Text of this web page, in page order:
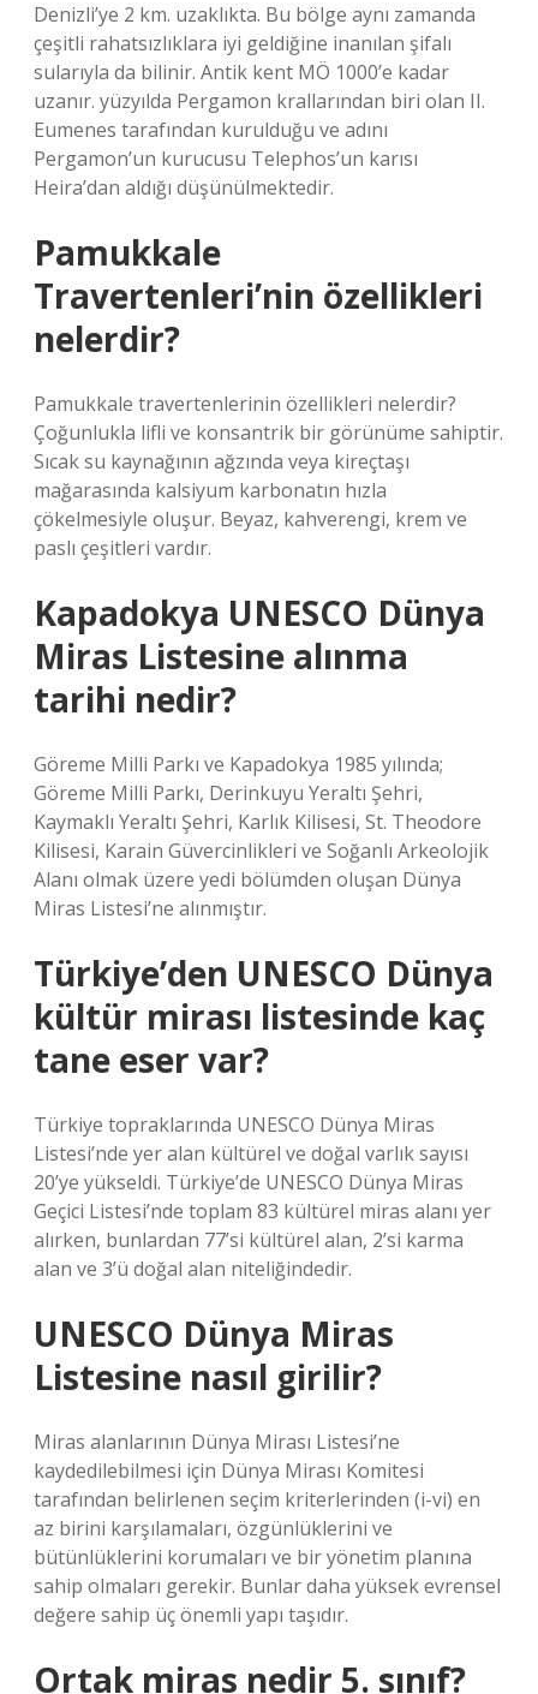
Denizli’ye 2 km. uzaklıkta. Bu bölge aynı zamanda
çeşitli rahatsızlıklara iyi geldiğine inanılan şifalı
sularıyla da bilinir. Antik kent MÖ 1000’e kadar
uzanır. yüzyılda Pergamon krallarından biri olan II.
Eumenes tarafından kurulduğu ve adını
Pergamon’un kurucusu Telephos’un karısı
Heira’dan aldığı düşünülmektedir.
Pamukkale
Travertenleri’nin özellikleri
nelerdir?
Pamukkale travertenlerinin özellikleri nelerdir?
Çoğunlukla lifli ve konsantrik bir görünüme sahiptir.
Sıcak su kaynağının ağzında veya kireçtaşı
mağarasında kalsiyum karbonatın hızla
çökelmesiyle oluşur. Beyaz, kahverengi, krem ​​ve
paslı çeşitleri vardır.
Kapadokya UNESCO Dünya
Miras Listesine alınma
tarihi nedir?
Göreme Milli Parkı ve Kapadokya 1985 yılında;
Göreme Milli Parkı, Derinkuyu Yeraltı Şehri,
Kaymaklı Yeraltı Şehri, Karlık Kilisesi, St. Theodore
Kilisesi, Karain Güvercinlikleri ve Soğanlı Arkeolojik
Alanı olmak üzere yedi bölümden oluşan Dünya
Miras Listesi’ne alınmıştır.
Türkiye’den UNESCO Dünya
kültür mirası listesinde kaç
tane eser var?
Türkiye topraklarında UNESCO Dünya Miras
Listesi’nde yer alan kültürel ve doğal varlık sayısı
20’ye yükseldi. Türkiye’de UNESCO Dünya Miras
Geçici Listesi’nde toplam 83 kültürel miras alanı yer
alırken, bunlardan 77’si kültürel alan, 2’si karma
alan ve 3’ü doğal alan niteliğindedir.
UNESCO Dünya Miras
Listesine nasıl girilir?
Miras alanlarının Dünya Mirası Listesi’ne
kaydedilebilmesi için Dünya Mirası Komitesi
tarafından belirlenen seçim kriterlerinden (i-vi) en
az birini karşılamaları, özgünlüklerini ve
bütünlüklerini korumaları ve bir yönetim planına
sahip olmaları gerekir. Bunlar daha yüksek evrensel
değere sahip üç önemli yapı taşıdır.
Ortak miras nedir 5. sınıf?